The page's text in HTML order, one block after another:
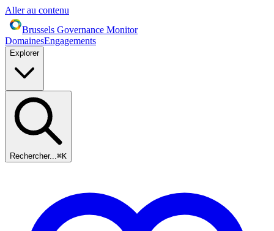
Aller au contenu
Brussels Governance Monitor
DomainesEngagements
Explorer
Rechercher...⌘K